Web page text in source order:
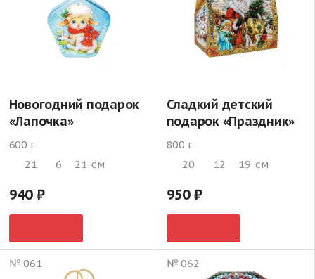
Новогодний подарок
«Лапочка»
600 г
21
6 21 см
940
Сладкий детский
подарок «Праздник»
800 г
20
12 19 см
950
№ 061 № 062